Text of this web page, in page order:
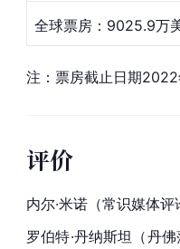
全球票房：9025.9万
注：票房截止日期
评价
内尔·米诺（常识媒体
罗伯特·丹纳斯坦（丹